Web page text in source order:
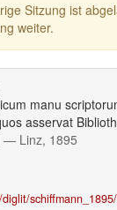
Sitzung ist
weiter.
manu
asservat
— Linz, 1895